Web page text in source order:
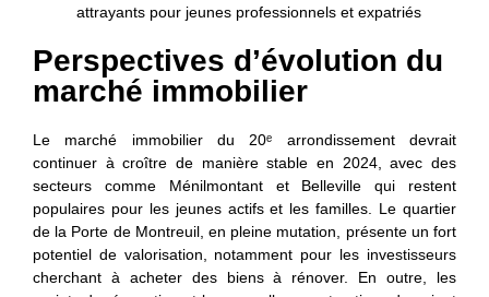
attrayants pour jeunes professionnels et expatriés
Perspectives d’évolution du
marché immobilier
Le marché immobilier du 20ᵉ arrondissement devrait
continuer à croître de manière stable en 2024, avec des
secteurs comme Ménilmontant et Belleville qui restent
populaires pour les jeunes actifs et les familles. Le quartier
de la Porte de Montreuil, en pleine mutation, présente un fort
potentiel de valorisation, notamment pour les investisseurs
cherchant à acheter des biens à rénover. En outre, les